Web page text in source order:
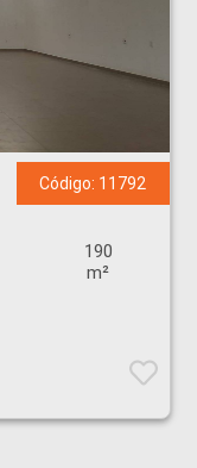
Código: 11792
190
m²